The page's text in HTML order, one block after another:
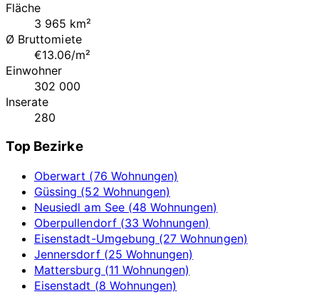
Fläche
3 965 km²
Ø Bruttomiete
€13.06/m²
Einwohner
302 000
Inserate
280
Top Bezirke
Oberwart (76 Wohnungen)
Güssing (52 Wohnungen)
Neusiedl am See (48 Wohnungen)
Oberpullendorf (33 Wohnungen)
Eisenstadt-Umgebung (27 Wohnungen)
Jennersdorf (25 Wohnungen)
Mattersburg (11 Wohnungen)
Eisenstadt (8 Wohnungen)